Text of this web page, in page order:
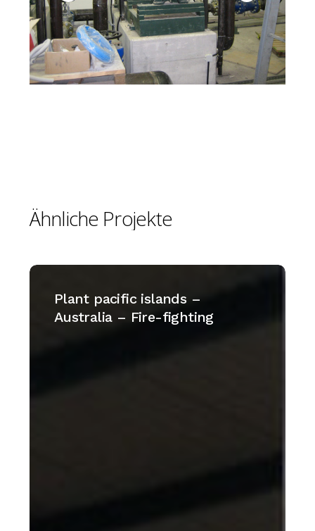
Ähnliche Projekte
Plant
pacific
islands
Plant pacific islands –
Australia – Fire-fighting